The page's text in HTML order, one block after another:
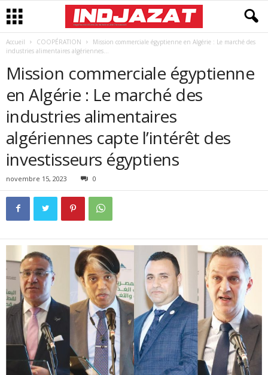
Accueil COOPÉRATION
Mission commerciale égyptienne en Algérie : Le marché des
industries alimentaires algériennes...
Mission commerciale égyptienne
en Algérie : Le marché des
industries alimentaires
algériennes capte l’intérêt des
investisseurs égyptiens
novembre 15, 2023 0